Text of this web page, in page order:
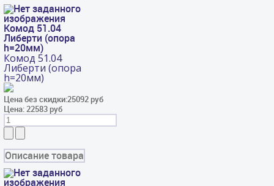
Комод 51.04
Либерти (опора
h=20мм)
Комод 51.04
Либерти (опора
h=20мм)
Цена без скидки:25092 руб
Цена: 22583 руб
Описание товара